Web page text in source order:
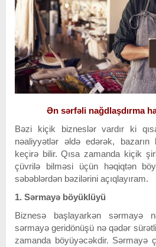
Ən sərfəli nağdlaşdırma
Bəzi kiçik bizneslər vardır ki
nəaliyyətlər əldə edərək,
keçirə bilir. Qısa zamanda kiçik
çüvrilə bilməsi üçün həqiqtən
səbəblərdən bəzilərini açıqlayıram.
1. Sərmayə böyüklüyü
Biznesə başlayarkən sərmayə
sərmayə geridönüşü nə qədər
zamanda böyüyəcəkdir. Sərmayə